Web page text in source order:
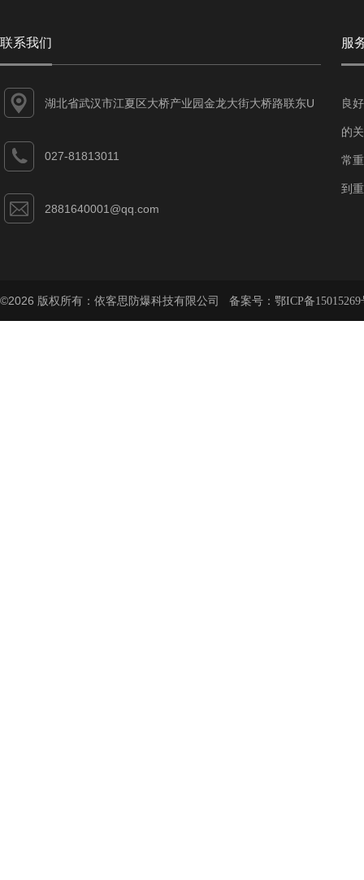
联系我们
湖北省武汉市江夏区大桥产业园金龙大街大桥路联东U
027-81813011
2881640001@qq.com
服
良
的
常
到
©2026 版权所有：依客思防爆科技有限公司 备案号： 鄂ICP备15015269